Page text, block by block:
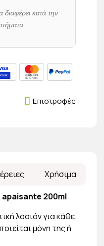
διαφέρει κατά την
Επιστροφές
Χρήσιμα
apaisante 200ml
λοσιόν για κάθε
μόνη της ή